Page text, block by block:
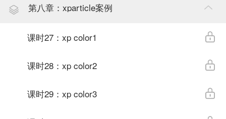
第八章：xparticle案例
课时27：xp color1
课时28：xp color2
课时29：xp color3